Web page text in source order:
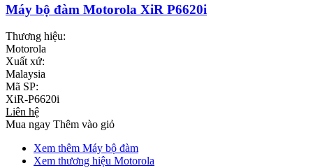
Máy bộ đàm Motorola XiR P6620i
Thương hiệu:
Motorola
Xuất xứ:
Malaysia
Mã SP:
XiR-P6620i
Liên hệ
Mua ngay Thêm vào giỏ
Xem thêm Máy bộ đàm
Xem thương hiệu Motorola